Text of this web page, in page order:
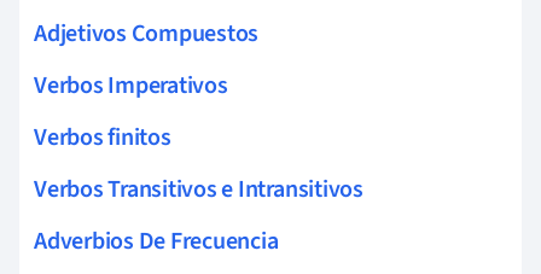
Adjetivos Compuestos
Verbos Imperativos
Verbos finitos
Verbos Transitivos e Intransitivos
Adverbios De Frecuencia